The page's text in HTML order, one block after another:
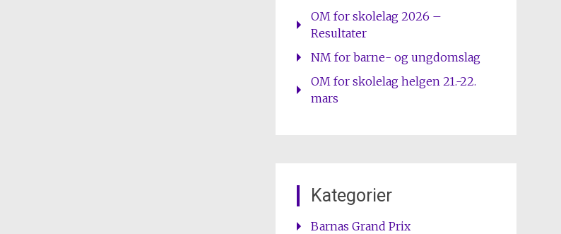
OM for skolelag 2026 –
Resultater
NM for barne- og ungdomslag
OM for skolelag helgen 21.-22.
mars
Kategorier
Barnas Grand Prix